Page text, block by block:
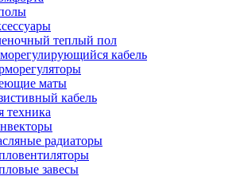
теплый пол
кабель
маты
кабель
техника
радиаторы
завесы